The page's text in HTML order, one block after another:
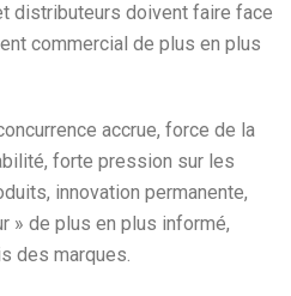
distributeurs doivent faire face
commercial de plus en plus
accrue, force de la
forte pression sur les
innovation permanente,
» de plus en plus informé,
des marques.